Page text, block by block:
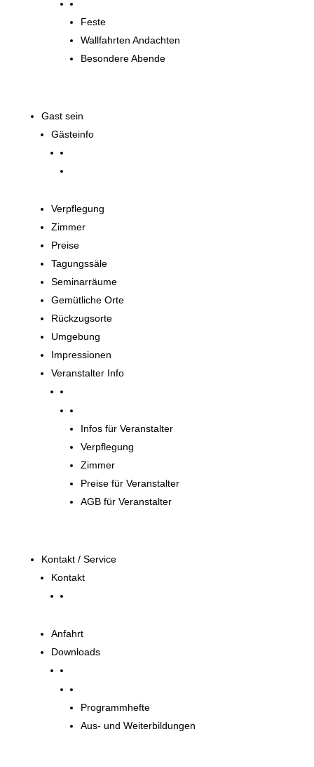
Feste
Wallfahrten Andachten
Besondere Abende
Gast sein
Gästeinfo
Verpflegung
Zimmer
Preise
Tagungssäle
Seminarräume
Gemütliche Orte
Rückzugsorte
Umgebung
Impressionen
Veranstalter Info
Infos für Veranstalter
Verpflegung
Zimmer
Preise für Veranstalter
AGB für Veranstalter
Kontakt / Service
Kontakt
Anfahrt
Downloads
Programmhefte
Aus- und Weiterbildungen